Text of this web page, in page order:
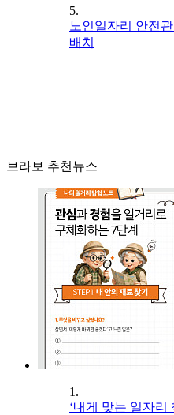
5.
노인일자리 안전
배치
브라보 추천뉴스
1.
‘내게 맞는 일자리